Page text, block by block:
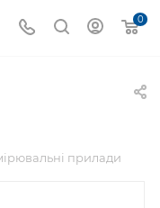
0
прилади